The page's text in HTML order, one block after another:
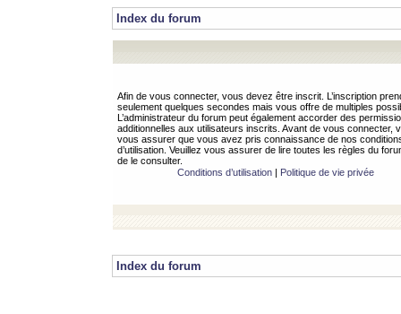
Index du forum
Afin de vous connecter, vous devez être inscrit. L’inscription
seulement quelques secondes mais vous offre de multiples
L’administrateur du forum peut également accorder des
additionnelles aux utilisateurs inscrits. Avant de vous connecter,
vous assurer que vous avez pris connaissance de nos
d’utilisation. Veuillez vous assurer de lire toutes les règles du
de le consulter.
Conditions d’utilisation| Politique de vie privée
Index du forum